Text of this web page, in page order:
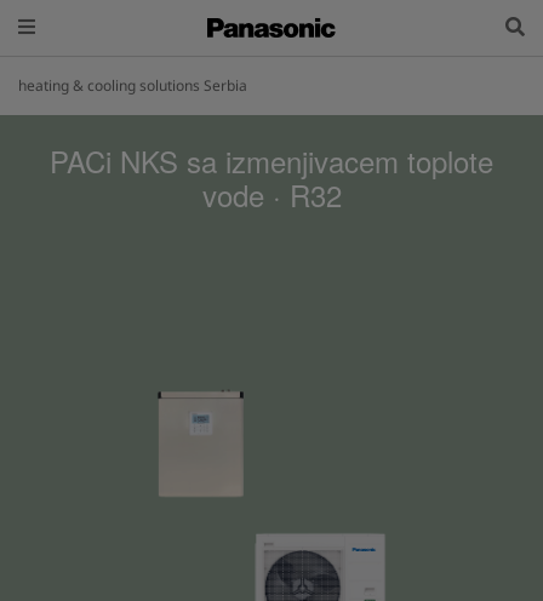
heating & cooling solutions Serbia
PACi NKS sa izmenjivacem toplote
vode · R32